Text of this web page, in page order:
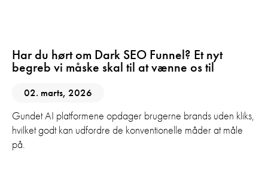
Har du hørt om Dark SEO Funnel? Et nyt
begreb vi måske skal til at vænne os til
02. marts, 2026
Gundet AI platformene opdager brugerne brands uden kliks,
hvilket godt kan udfordre de konventionelle måder at måle
på.